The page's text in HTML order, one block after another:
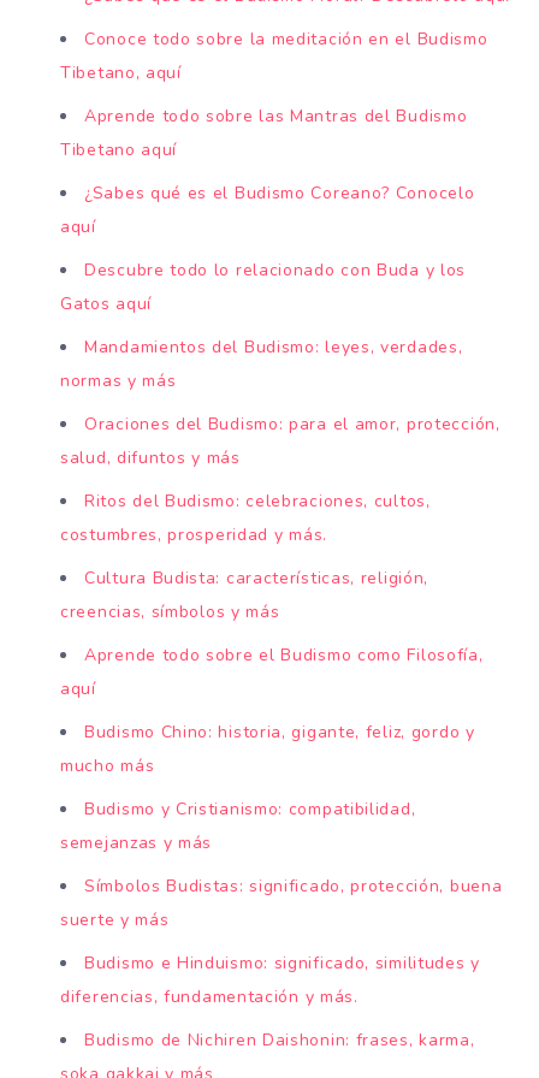
Conoce todo sobre la meditación en el Budismo
Tibetano, aquí
Aprende todo sobre las Mantras del Budismo
Tibetano aquí
¿Sabes qué es el Budismo Coreano? Conocelo
aquí
Descubre todo lo relacionado con Buda y los
Gatos aquí
Mandamientos del Budismo: leyes, verdades,
normas y más
Oraciones del Budismo: para el amor, protección,
salud, difuntos y más
Ritos del Budismo: celebraciones, cultos,
costumbres, prosperidad y más.
Cultura Budista: características, religión,
creencias, símbolos y más
Aprende todo sobre el Budismo como Filosofía,
aquí
Budismo Chino: historia, gigante, feliz, gordo y
mucho más
Budismo y Cristianismo: compatibilidad,
semejanzas y más
Símbolos Budistas: significado, protección, buena
suerte y más
Budismo e Hinduismo: significado, similitudes y
diferencias, fundamentación y más.
Budismo de Nichiren Daishonin: frases, karma,
soka gakkai y más